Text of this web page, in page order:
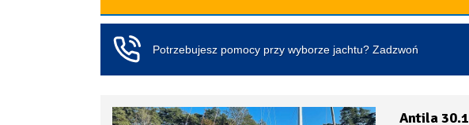
co najmniej 4
co najmniej 5
co najmniej 6
co najmniej 7
co najmniej 9
Czarter bez patentu / licencji
Koło sterowe
Potrzebujesz pomocy przy wyborze jachtu? Zadzwoń
Antila 30.1